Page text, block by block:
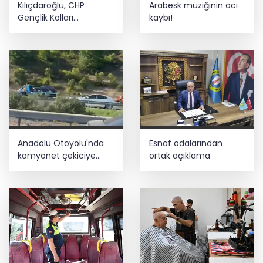
Tekin: Birlikte başaracağız
başlıyor
Kılıçdaroğlu, CHP
Gençlik Kolları
Arabesk müziğinin acı
kaybı!
Anadolu Otoyolu'nda
kamyonet çekiciye
çarptı!
Esnaf odalarından
ortak açıklama